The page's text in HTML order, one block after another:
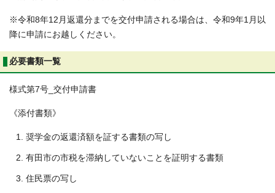
※令和8年12月返還分までを交付申請される場合は、令和9年1月以
降に申請にお越しください。
必要書類一覧
様式第7号_交付申請書
《添付書類》
奨学金の返還済額を証する書類の写し
有田市の市税を滞納していないことを証明する書類
住民票の写し